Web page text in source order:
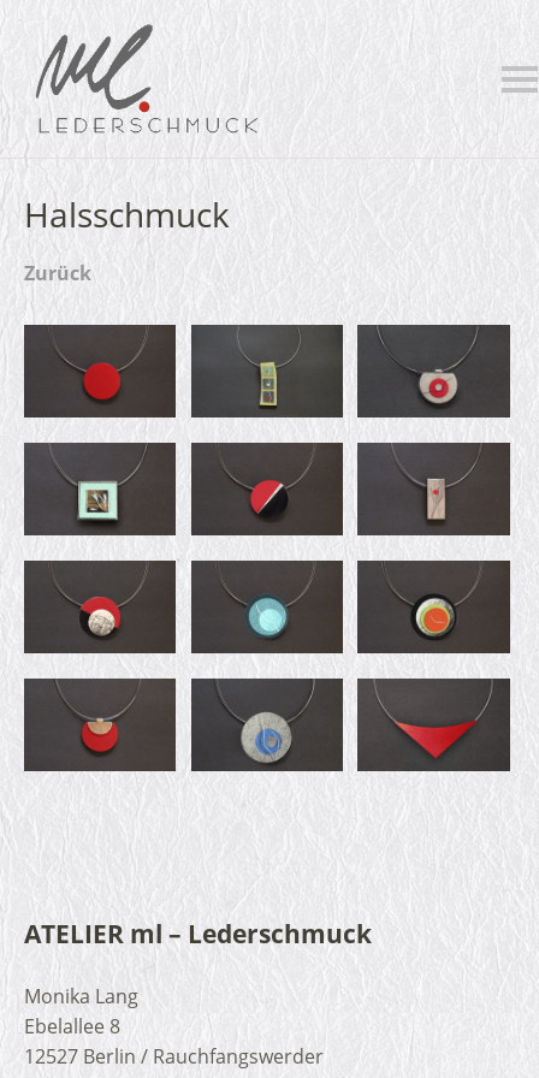
Halsschmuck
Zurück
ATELIER ml – Lederschmuck
Monika Lang
Ebelallee 8
12527 Berlin / Rauchfangswerder